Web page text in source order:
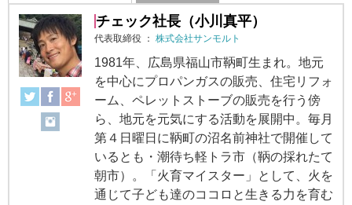
チェック社長（小川真平）
代表取締役 ： 株式会社サンモルト
1981年、広島県福山市鞆町生まれ。地元
を中心にプロパンガスの販売、住宅リフォ
ーム、ペレットストーブの販売を行う傍
ら、地元を元気にする活動を展開中。毎月
第４日曜日に鞆町の沼名前神社で開催して
いるとも・潮待ち軽トラ市（鞆の採れたて
朝市）。「火育マイスター」として、火を
通じて子ども達のココロと生きる力を育む